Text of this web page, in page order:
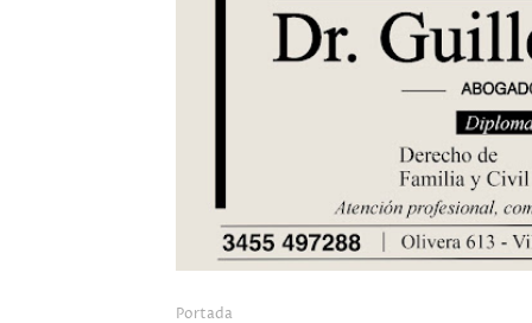
Portada